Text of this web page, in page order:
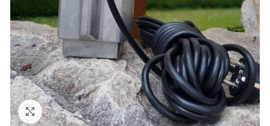
Klik da povećaš